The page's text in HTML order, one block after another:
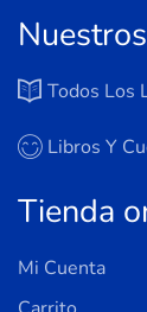
Todos Los
Libros Y
Tienda
Mi Cuenta